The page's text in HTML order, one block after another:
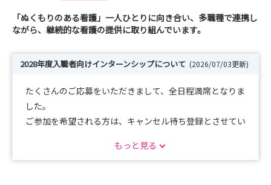
「ぬくもりのある看護」一人ひとりに向き合い、多職種で連携し
ながら、継続的な看護の提供に取り組んでいます。
2028年度入職者向けインターンシップについて (2026/07/03更新)
たくさんのご応募をいただきまして、全日程満席となりま
した。
ご参加を希望される方は、キャンセル待ち登録とさせてい
以下メールアドレスまでご連絡ください。
もっと見る